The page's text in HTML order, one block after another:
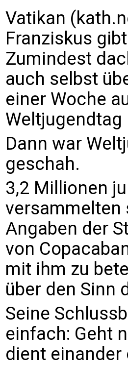
Vatikan
Franziskus
Zumindest
auch selbst
einer Woche
Weltjugendtag
Dann war
geschah.
3,2 Millionen
versammelten
Angaben der
von
mit ihm zu
über den Sinn
Seine
einfach: Geht
dient einander